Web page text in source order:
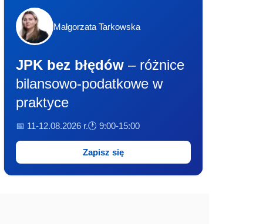
Małgorzata Tarkowska
JPK bez błędów – różnice
bilansowo-podatkowe w
praktyce
📅 11-12.08.2026 r.🕐 9:00-15:00
Zapisz się